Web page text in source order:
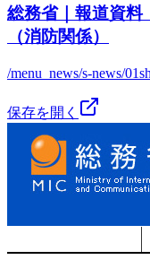
総務省｜報道資料
（消防関係）
/menu_news/s-news/
保存を開く